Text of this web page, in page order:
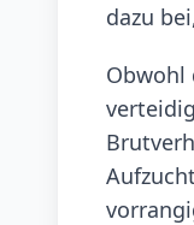
dazu
Obwohl